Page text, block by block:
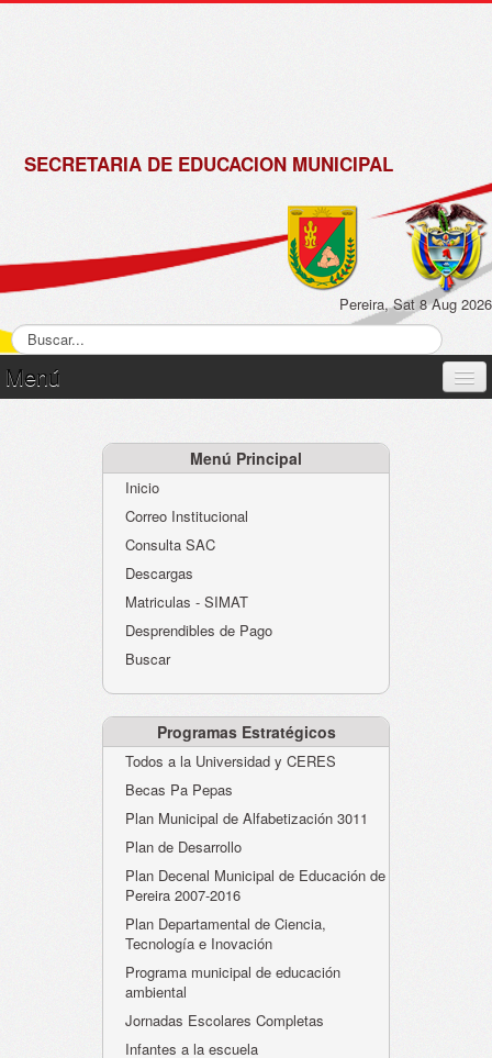
SECRETARIA DE EDUCACION MUNICIPAL
Pereira, Sat 8 Aug 2026
Menú
Atención al Ciudadano
Instituciones Educativas
Despacho Secretaría
Evaluación desempeño
Humano-Cesantías
Menú Principal
Inicio
Correo Institucional
Consulta SAC
Descargas
Matriculas - SIMAT
Desprendibles de Pago
Buscar
Programas Estratégicos
Todos a la Universidad y CERES
Becas Pa Pepas
Plan Municipal de Alfabetización 3011
Plan de Desarrollo
Plan Decenal Municipal de Educación de
Pereira 2007-2016
Plan Departamental de Ciencia,
Tecnología e Inovación
Programa municipal de educación
ambiental
Jornadas Escolares Completas
Infantes a la escuela
de